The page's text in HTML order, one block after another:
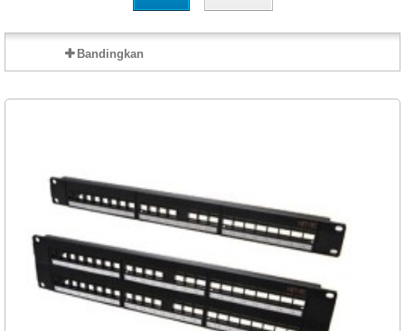
Bandingkan